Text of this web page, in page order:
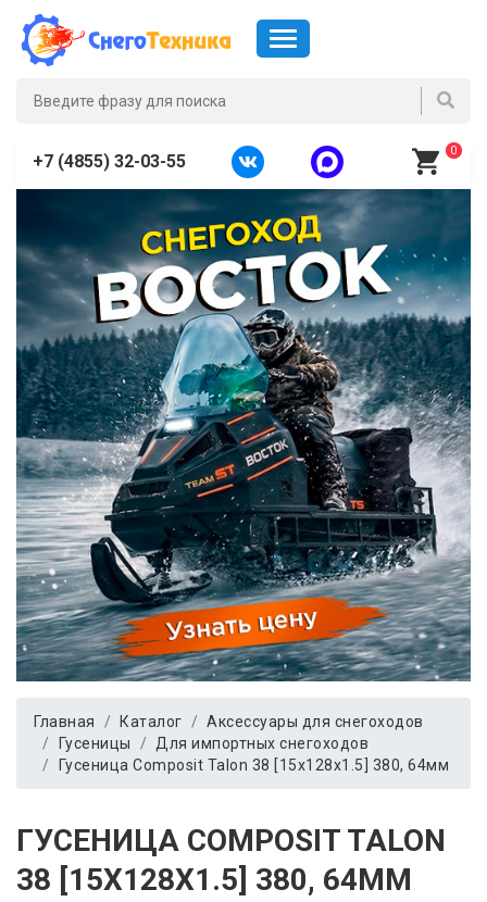
+7 (4855) 32-03-55
0
Главная Каталог
Аксессуары для снегоходов
Гусеницы
Для импортных снегоходов
Гусеница Сomposit Talon 38 [15x128x1.5] 380, 64мм
ГУСЕНИЦА СOMPOSIT TALON
38 [15X128X1.5] 380, 64ММ